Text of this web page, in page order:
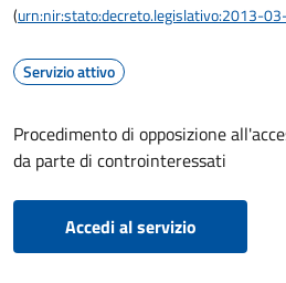
(urn:nir:stato:decreto.legislativo:2013-
Servizio attivo
Procedimento di opposizione
da parte di controinteressati
Accedi al servizio